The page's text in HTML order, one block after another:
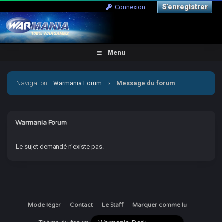
Connexion S’enregistrer
Menu
Navigation:Warmania Forum › Message du forum
Warmania Forum
Le sujet demandé n’existe pas.
Mode léger Contact Le Staff Marquer comme lu